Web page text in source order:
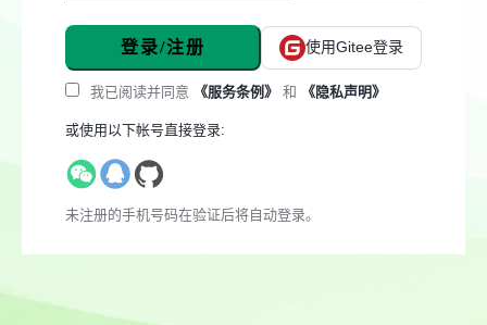
登录/注册 使用Gitee登录
我已阅读并同意 《服务条例》 和 《隐私声明》
或使用以下帐号直接登录:
未注册的手机号码在验证后将自动登录。